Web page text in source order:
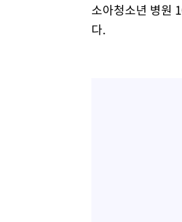
소아청소년 병원
다.